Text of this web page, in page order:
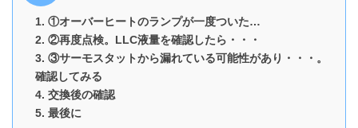
①オーバーヒートのランプが一度ついた…
②再度点検。LLC液量を確認したら・・・
③サーモスタットから漏れている可能性があり・・・。
確認してみる
交換後の確認
最後に